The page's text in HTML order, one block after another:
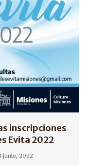
inscripciones
Evita 2022
junio, 2022